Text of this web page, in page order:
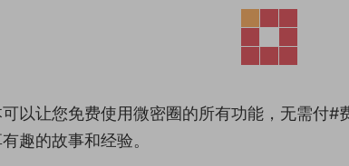
以让您免费使用微密圈的所有功能，无需付
趣的故事和经验。